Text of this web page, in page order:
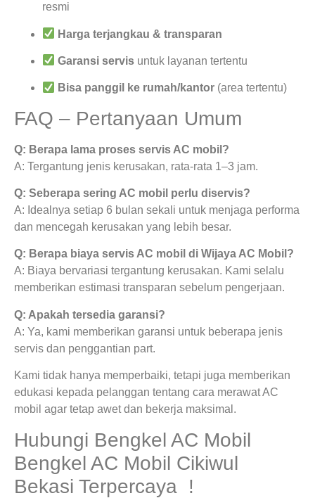
resmi
Harga terjangkau & transparan
Garansi servis untuk layanan tertentu
Bisa panggil ke rumah/kantor (area tertentu)
FAQ – Pertanyaan Umum
Q: Berapa lama proses servis AC mobil?
A: Tergantung jenis kerusakan, rata-rata 1–3 jam.
Q: Seberapa sering AC mobil perlu diservis?
A: Idealnya setiap 6 bulan sekali untuk menjaga performa
dan mencegah kerusakan yang lebih besar.
Q: Berapa biaya servis AC mobil di Wijaya AC Mobil?
A: Biaya bervariasi tergantung kerusakan. Kami selalu
memberikan estimasi transparan sebelum pengerjaan.
Q: Apakah tersedia garansi?
A: Ya, kami memberikan garansi untuk beberapa jenis
servis dan penggantian part.
Kami tidak hanya memperbaiki, tetapi juga memberikan
edukasi kepada pelanggan tentang cara merawat AC
mobil agar tetap awet dan bekerja maksimal.
Hubungi Bengkel AC Mobil
Bengkel AC Mobil Cikiwul
Bekasi Terpercaya !